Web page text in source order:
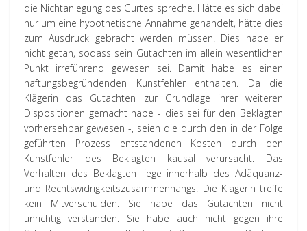
die Nichtanlegung des Gurtes spreche. Hätte es sich dabei
nur um eine hypothetische Annahme gehandelt, hätte dies
zum Ausdruck gebracht werden müssen. Dies habe er
nicht getan, sodass sein Gutachten im allein wesentlichen
Punkt irreführend gewesen sei. Damit habe es einen
haftungsbegründenden Kunstfehler enthalten. Da die
Klägerin das Gutachten zur Grundlage ihrer weiteren
Dispositionen gemacht habe - dies sei für den Beklagten
vorhersehbar gewesen -, seien die durch den in der Folge
geführten Prozess entstandenen Kosten durch den
Kunstfehler des Beklagten kausal verursacht. Das
Verhalten des Beklagten liege innerhalb des Adäquanz-
und Rechtswidrigkeitszusammenhangs. Die Klägerin treffe
kein Mitverschulden. Sie habe das Gutachten nicht
unrichtig verstanden. Sie habe auch nicht gegen ihre